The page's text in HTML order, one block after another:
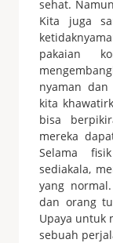
sehat.
Kita juga
pakaian
nyaman
kita
bisa
mereka
Selama
sediakala,
yang
dan orang
Upaya untuk
sebuah